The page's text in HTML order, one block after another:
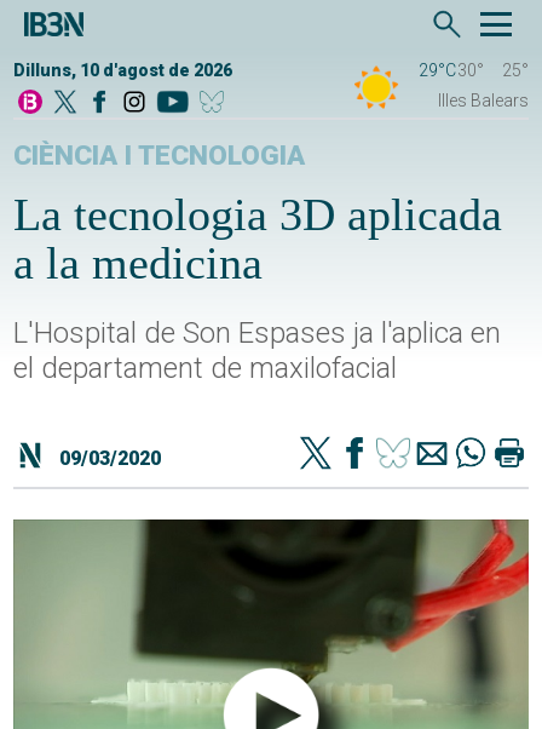
Dilluns, 10 d'agost de 2026 29°C30°
25°
Illes Balears
CIÈNCIA I TECNOLOGIA
La tecnologia 3D aplicada
a la medicina
L'Hospital de Son Espases ja l'aplica en
el departament de maxilofacial
09/03/2020